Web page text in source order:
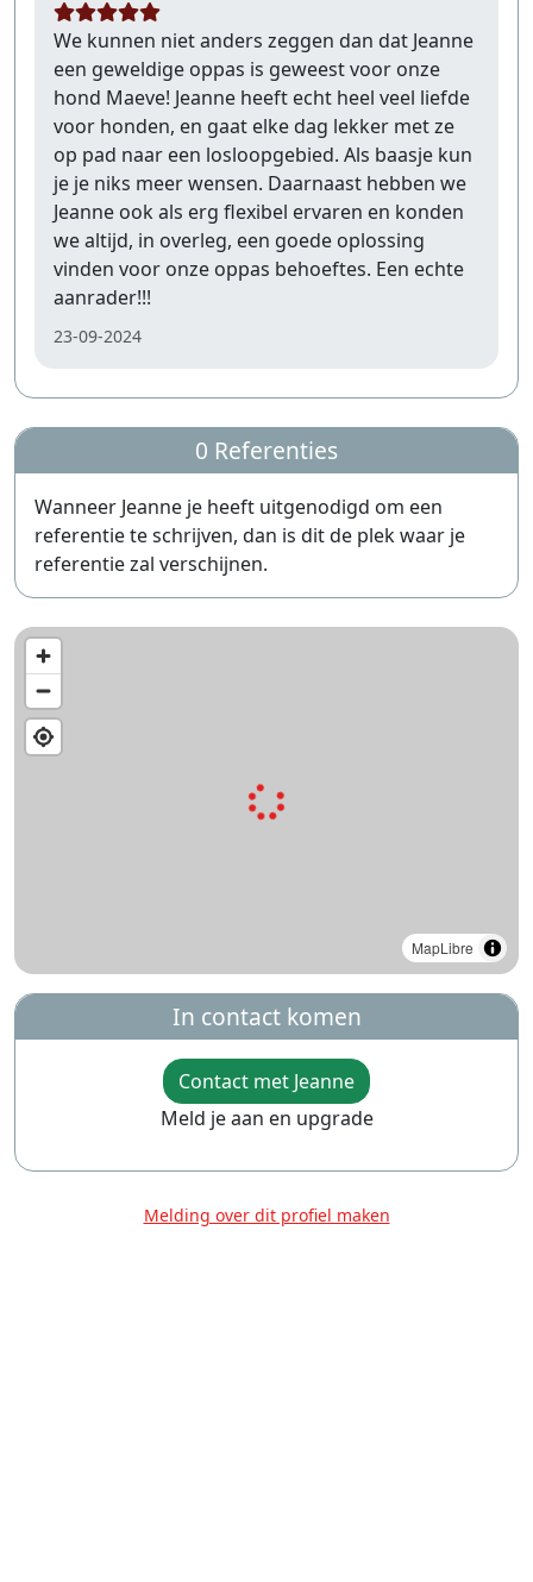
We kunnen niet anders zeggen dan dat Jeanne
een geweldige oppas is geweest voor onze
hond Maeve! Jeanne heeft echt heel veel liefde
voor honden, en gaat elke dag lekker met ze
op pad naar een losloopgebied. Als baasje kun
je je niks meer wensen. Daarnaast hebben we
Jeanne ook als erg flexibel ervaren en konden
we altijd, in overleg, een goede oplossing
vinden voor onze oppas behoeftes. Een echte
aanrader!!!
23-09-2024
0 Referenties
Wanneer Jeanne je heeft uitgenodigd om een
referentie te schrijven, dan is dit de plek waar je
referentie zal verschijnen.
MapLibre
In contact komen
Contact met Jeanne
Meld je aan en upgrade
Melding over dit profiel maken